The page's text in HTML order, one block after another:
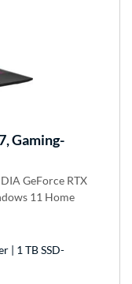
Gaming-
GeForce RTX
11 Home
| 1 TB SSD-